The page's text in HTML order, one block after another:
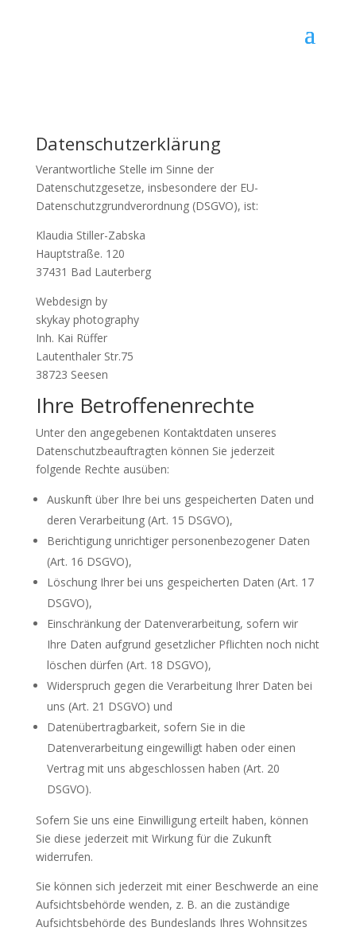
Datenschutzerklärung
Verantwortliche Stelle im Sinne der
Datenschutzgesetze, insbesondere der EU-
Datenschutzgrundverordnung (DSGVO), ist:
Klaudia Stiller-Zabska
Hauptstraße. 120
37431 Bad Lauterberg
Webdesign by
skykay photography
Inh. Kai Rüffer
Lautenthaler Str.75
38723 Seesen
Ihre Betroffenenrechte
Unter den angegebenen Kontaktdaten unseres
Datenschutzbeauftragten können Sie jederzeit
folgende Rechte ausüben:
Auskunft über Ihre bei uns gespeicherten Daten und
deren Verarbeitung (Art. 15 DSGVO),
Berichtigung unrichtiger personenbezogener Daten
(Art. 16 DSGVO),
Löschung Ihrer bei uns gespeicherten Daten (Art. 17
DSGVO),
Einschränkung der Datenverarbeitung, sofern wir
Ihre Daten aufgrund gesetzlicher Pflichten noch nicht
löschen dürfen (Art. 18 DSGVO),
Widerspruch gegen die Verarbeitung Ihrer Daten bei
uns (Art. 21 DSGVO) und
Datenübertragbarkeit, sofern Sie in die
Datenverarbeitung eingewilligt haben oder einen
Vertrag mit uns abgeschlossen haben (Art. 20
DSGVO).
Sofern Sie uns eine Einwilligung erteilt haben, können
Sie diese jederzeit mit Wirkung für die Zukunft
widerrufen.
Sie können sich jederzeit mit einer Beschwerde an eine
Aufsichtsbehörde wenden, z. B. an die zuständige
Aufsichtsbehörde des Bundeslands Ihres Wohnsitzes